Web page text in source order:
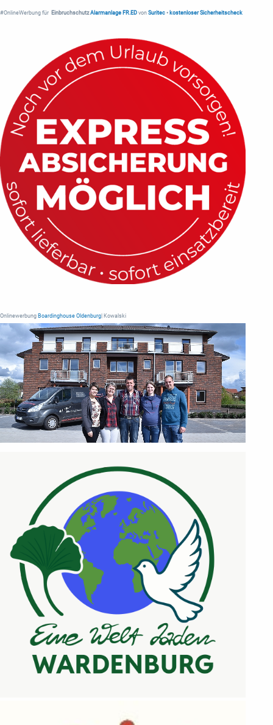
#OnlineWerbung für Einbruchschutz Alarmanlage FR.ED von Suritec • kostenloser Sicherheitscheck
Onlinewerbung Boardinghouse Oldenburg | Kowalski